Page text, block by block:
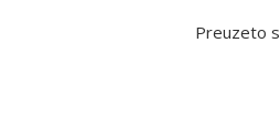
Preuzeto s